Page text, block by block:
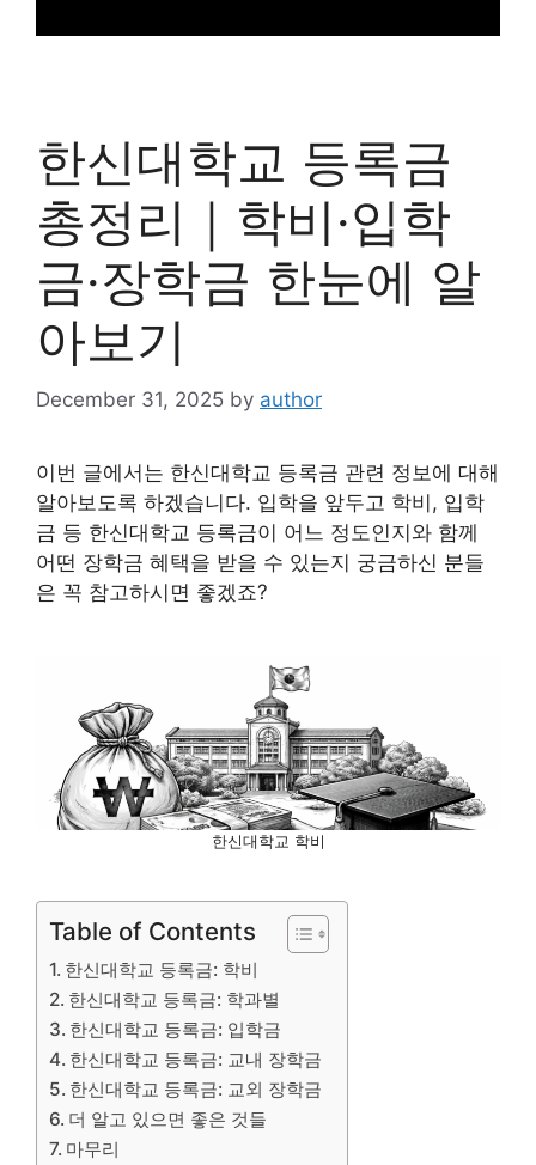
한신대학교 등록금
총정리｜학비·입학
금·장학금 한눈에 알
아보기
December 31, 2025 by author
이번 글에서는 한신대학교 등록금 관련 정보에 대해
알아보도록 하겠습니다. 입학을 앞두고 학비, 입학
금 등 한신대학교 등록금이 어느 정도인지와 함께
어떤 장학금 혜택을 받을 수 있는지 궁금하신 분들
은 꼭 참고하시면 좋겠죠?
한신대학교 학비
Table of Contents
한신대학교 등록금: 학비
한신대학교 등록금: 학과별
한신대학교 등록금: 입학금
한신대학교 등록금: 교내 장학금
한신대학교 등록금: 교외 장학금
더 알고 있으면 좋은 것들
마무리